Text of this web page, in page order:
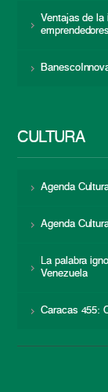
Ventajas de la
emprendedores
CULTURA
Agenda
Agenda
La palabra
Venezuela
Caracas 455: